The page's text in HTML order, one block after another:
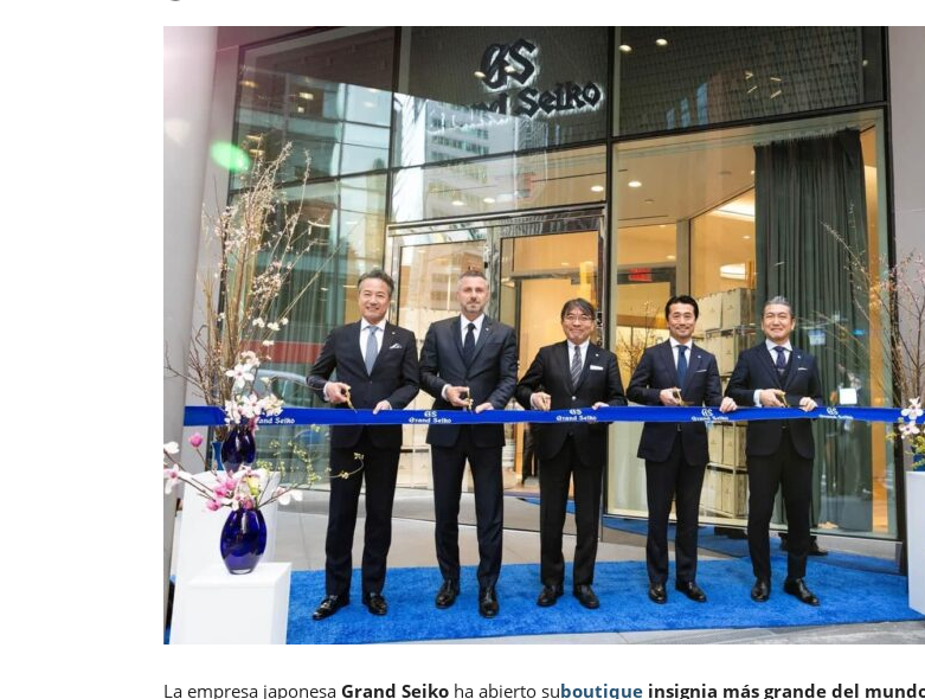
La empresa japonesa Grand Seiko ha abierto suboutique insignia más grande del